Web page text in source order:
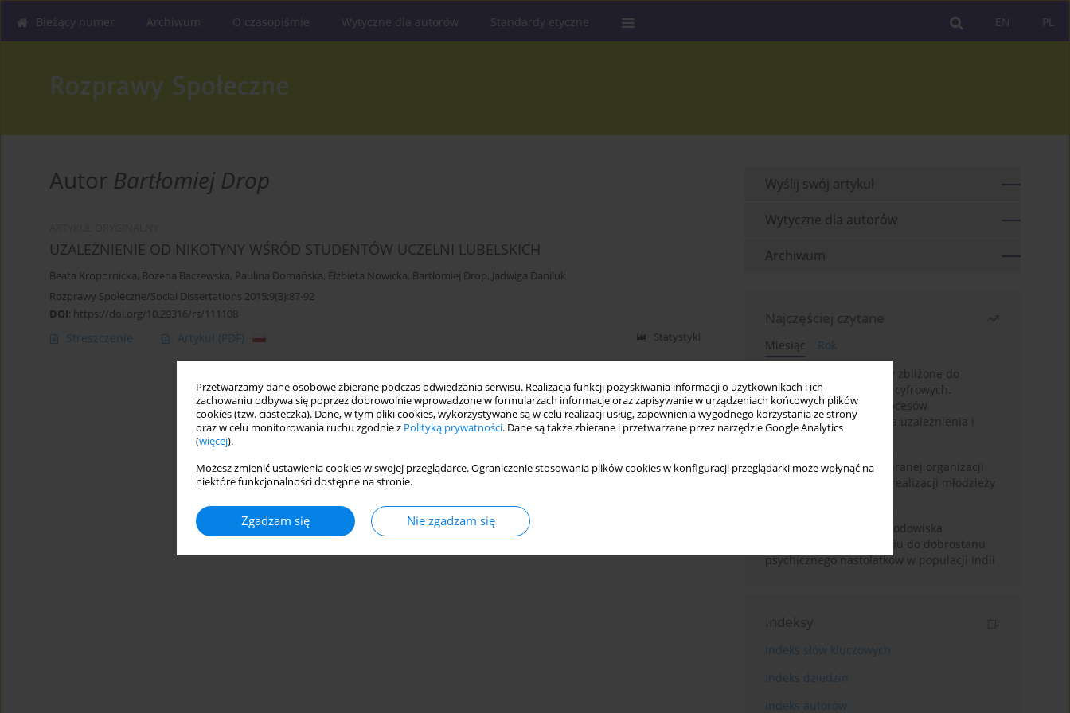
Przetwarzamy dane osobowe zbierane podczas odwiedzania serwisu. Realizacja funkcji pozyskiwania informacji o użytkownikach i ich
zachowaniu odbywa się poprzez dobrowolnie wprowadzone w formularzach informacje oraz zapisywanie w urządzeniach końcowych plików
cookies (tzw. ciasteczka). Dane, w tym pliki cookies, wykorzystywane są w celu realizacji usług, zapewnienia wygodnego korzystania ze strony
oraz w celu monitorowania ruchu zgodnie z Polityką prywatności. Dane są także zbierane i przetwarzane przez narzędzie Google Analytics
(więcej).
Możesz zmienić ustawienia cookies w swojej przeglądarce. Ograniczenie stosowania plików cookies w konfiguracji przeglądarki może wpłynąć na
niektóre funkcjonalności dostępne na stronie.
Zgadzam się Nie zgadzam się
PL
EN
Bieżący numer Archiwum O czasopiśmie Wytyczne dla autorów Standardy etyczne
Autor Bartłomiej Drop
UZALEŻNIENIE OD NIKOTYNY WŚRÓD STUDENTÓW UCZELNI LUBELSKICH
Beata Kropornicka, Bożena Baczewska, Paulina Domańska, Elżbieta Nowicka, Bartłomiej Drop, Jadwiga Daniluk
Rozprawy Społeczne/Social Dissertations 2015;9(3):87-92
DOI: https://doi.org/10.29316/rs/111108
Streszczenie Artykuł (PDF) Statystyki
Wyślij swój artykuł
Wytyczne dla autorów
Archiwum
Najczęściej czytane
Miesiąc
Rok
Loot boxy – mechanizmy zbliżone do
hazardu ukryte w grach cyfrowych.
Narracyjny przegląd procesów
psychologicznych, ryzyka uzależnienia i
regulacji prawnych
Znaczenie wsparcia wybranej organizacji
pozarządowej dla samorealizacji młodzieży
Badanie osobowości i środowiska
rodzinnego w odniesieniu do dobrostanu
psychicznego nastolatków w populacji Indii
Indeksy
Indeks słów kluczowych
Indeks dziedzin
Indeks autorów